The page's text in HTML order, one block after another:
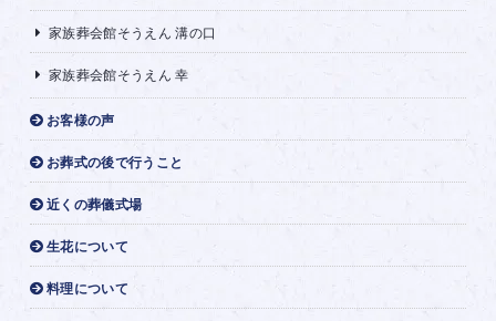
家族葬会館そうえん 溝の口
家族葬会館そうえん 幸
お客様の声
お葬式の後で行うこと
近くの葬儀式場
生花について
料理について